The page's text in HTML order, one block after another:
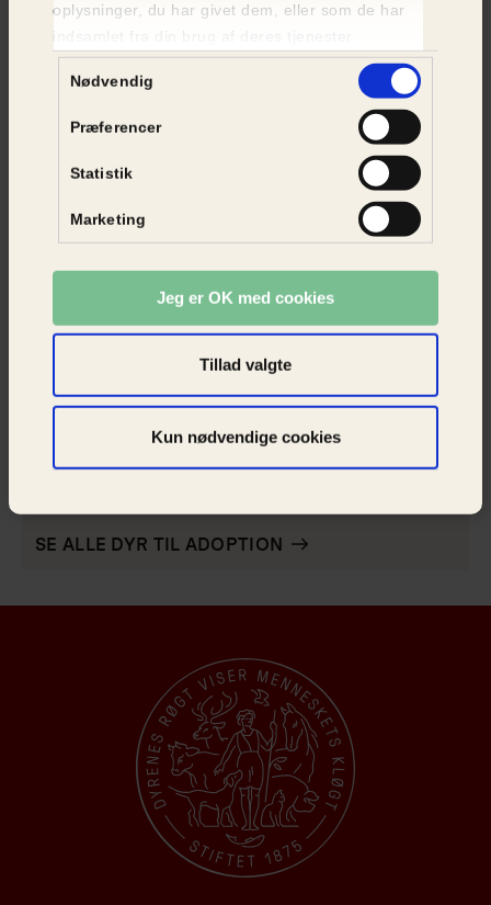
oplysninger, du har givet dem, eller som de har
Nødvendig
Præferencer
Statistik
Marketing
Jeg er OK med cookies
Tillad valgte
Kun nødvendige cookies
Katte til adoption
SE KATTE
SE ALLE DYR TIL ADOPTION